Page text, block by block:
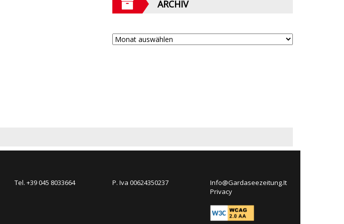
ARCHIV
Tel. +39 045 8033664 P. Iva 00624350237
Info@Gardaseezeitung.It
Privacy